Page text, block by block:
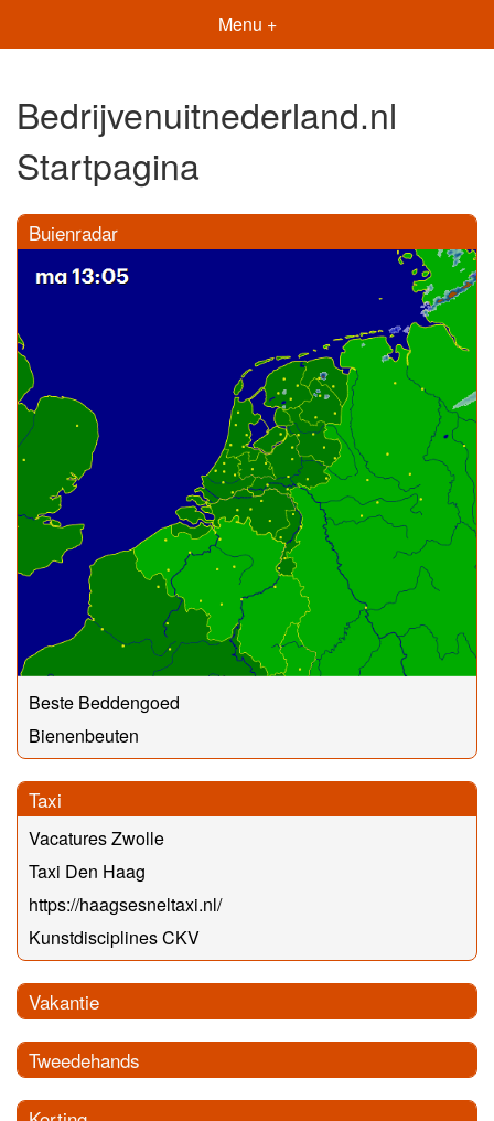
Menu +
Bedrijvenuitnederland.nl
Startpagina
Buienradar
Beste Beddengoed
Bienenbeuten
Taxi
Vacatures Zwolle
Taxi Den Haag
https://haagsesneltaxi.nl/
Kunstdisciplines CKV
Vakantie
Tweedehands